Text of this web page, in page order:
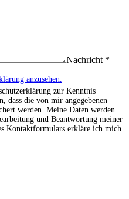
Nachricht *
anzusehen.
zur Kenntnis
dass die von mir angegebenen
werden. Meine Daten werden
und Beantwortung meiner
Kontaktformulars erkläre ich mich